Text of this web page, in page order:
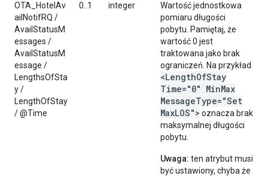
OTA_HotelAv
ailNotifRQ /
AvailStatusM
essages /
AvailStatusM
essage /
LengthsOfSta
y /
LengthOfStay
/ @Time
0..1 integer
Wartość jednostkowa
pomiaru długości
pobytu. Pamiętaj, że
wartość 0 jest
traktowana jako brak
ograniczeń. Na przykład
<LengthOfStay
Time="0" MinMax
MessageType="Set
MaxLOS"> oznacza brak
maksymalnej długości
pobytu.
Uwaga: ten atrybut musi
być ustawiony, chyba że